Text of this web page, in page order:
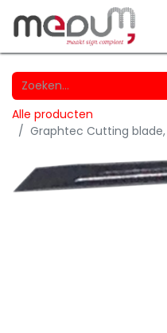
Alle producten
Graphtec Cutting